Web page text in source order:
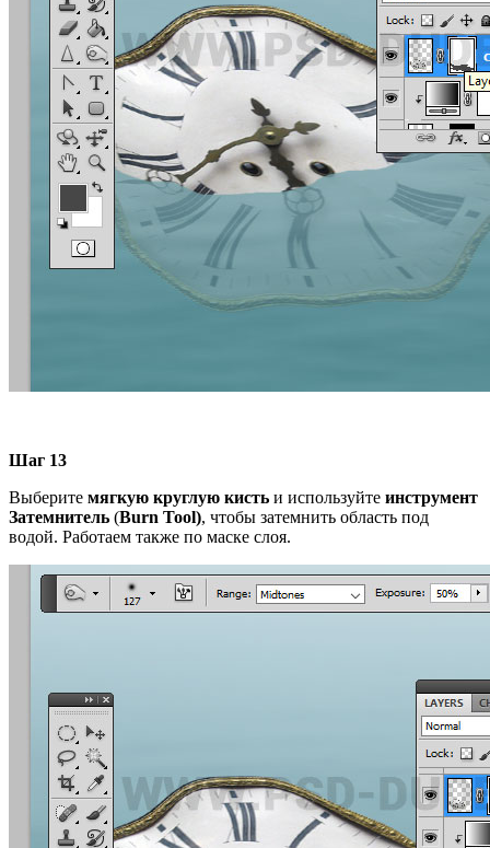
Шаг 13
Выберите мягкую круглую кисть и используйте инструмент
Затемнитель (Burn Tool), чтобы затемнить область под
водой. Работаем также по маске слоя.